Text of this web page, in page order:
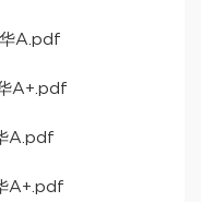
A.pdf
A+.pdf
A.pdf
A+.pdf